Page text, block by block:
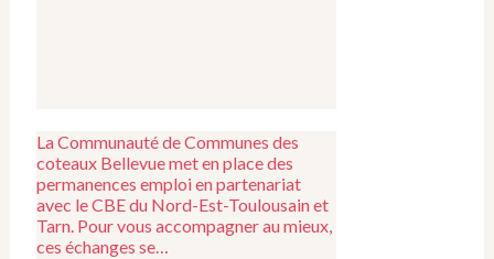
La Communauté de Communes des
coteaux Bellevue met en place des
permanences emploi en partenariat
avec le CBE du Nord-Est-Toulousain et
Tarn. Pour vous accompagner au mieux,
ces échanges se…